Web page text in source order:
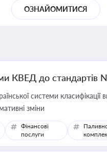
ОЗНАЙОМИТИСЯ
КВЕД до стандартів
системи класифікації
зміни
Фінансові
послуги